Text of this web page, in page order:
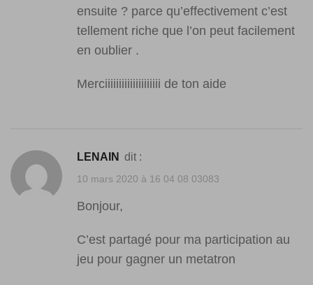
ensuite ? parce qu’effectivement c’est
tellement riche que l’on peut facilement
en oublier .
Merciiiiiiiiiiiiiiiiiiii de ton aide
LENAIN dit :
10 mars 2020 à 16 04 08 03083
Bonjour,
C’est partagé pour ma participation au
jeu pour gagner un metatron